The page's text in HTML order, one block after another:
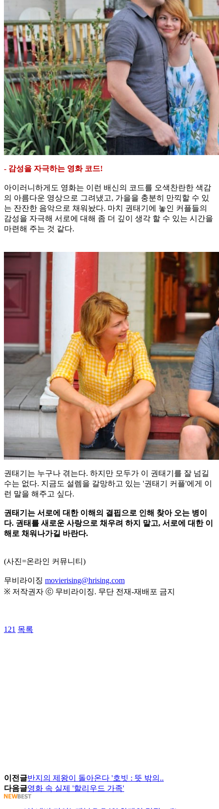
- 감성을 자극하는 영화 코드!
아이러니하게도 영화는 이런 배신의 코드를 오색찬란한 색감
의 아름다운 영상으로 그려냈고, 가을을 충분히 만끽할 수 있
는 잔잔한 음악으로 채워놨다. 마치 권태기에 놓인 커플들의
감성을 자극해 서로에 대해 좀 더 깊이 생각 할 수 있는 시간을
마련해 주는 것 같다.
권태기는 누구나 겪는다. 하지만 모두가 이 권태기를 잘 넘길
수는 없다. 지금도 설렘을 갈망하고 있는 '권태기 커플'에게 이
런 말을 해주고 싶다.
권태기는 서로에 대한 이해의 결핍으로 인해 찾아 오는 병이
다. 권태를 새로운 사랑으로 채우려 하지 말고, 서로에 대한 이
해로 채워나가길 바란다.
(사진=온라인 커뮤니티)
무비라이징 movierising@hrising.com
※ 저작권자 ⓒ 무비라이징. 무단 전재-재배포 금지
121 목록
이전글반지의 제왕이 돌아온다 '호빗 : 뜻 밖의..
다음글영화 속 실제 '할리우드 가족'